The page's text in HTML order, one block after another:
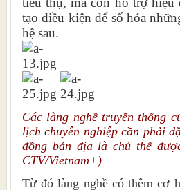
tạo điều kiện để số hóa
hệ sau.
Các làng nghề truyền thống
lịch chuyên nghiệp cần phải
đồng bản địa là chủ thể
CTV/Vietnam+)
Từ đó làng nghề có thêm cơ